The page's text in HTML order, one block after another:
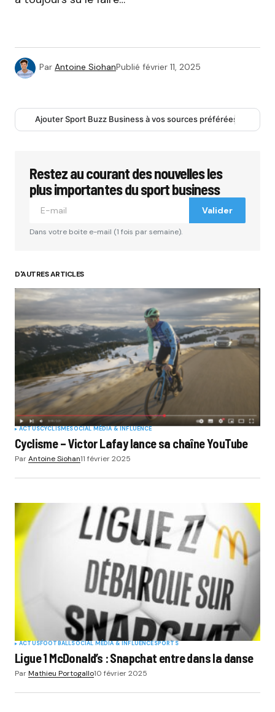
Par Antoine SiohanPublié février 11, 2025
Ajouter Sport Buzz Business à vos sources préférées
Restez au courant des nouvelles les
plus importantes du sport business
Valider
Dans votre boite e-mail (1 fois par semaine).
D'AUTRES ARTICLES
ACTUSCYCLISMESOCIAL MÉDIA & INFLUENCE
Cyclisme – Victor Lafay lance sa chaîne YouTube
ParAntoine Siohan11 février 2025
ACTUSFOOTBALLSOCIAL MÉDIA & INFLUENCESPORTS
Ligue 1 McDonald’s : Snapchat entre dans la danse
ParMathieu Portogallo10 février 2025